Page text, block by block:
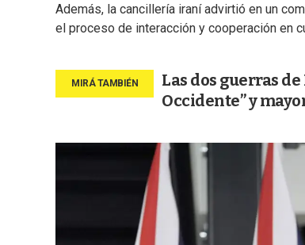
Además, la cancillería iraní advirtió en un
el proceso de interacción y cooperación en
Las dos guerras
Occidente” y